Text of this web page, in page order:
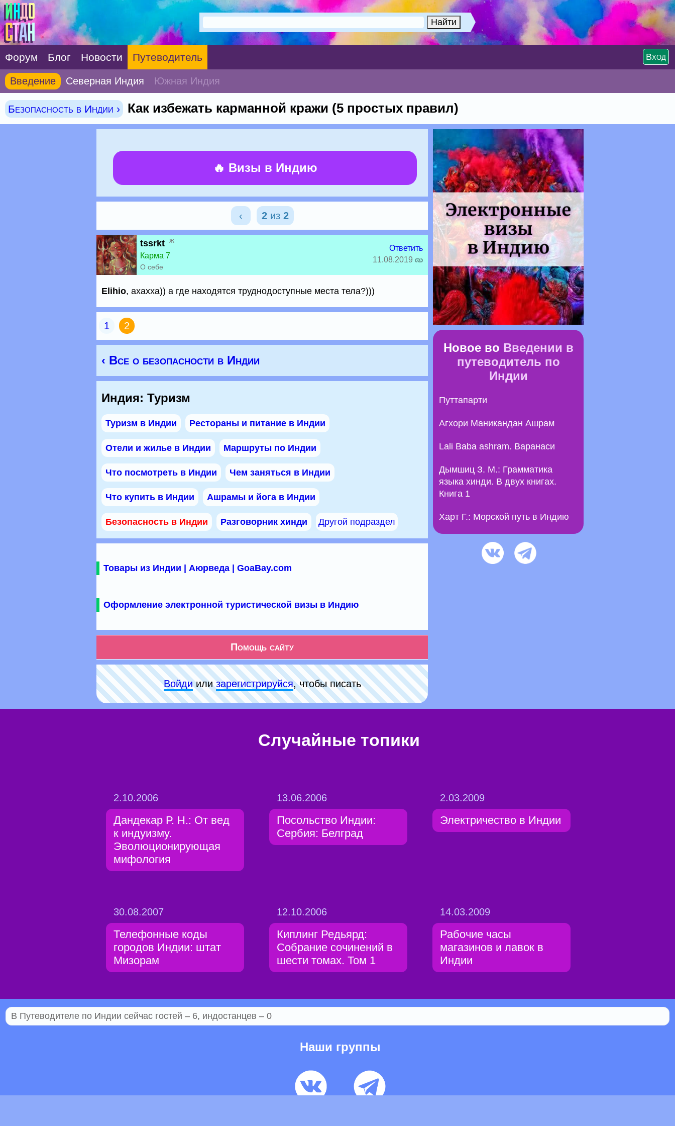
Форум Блог Новости Путеводитель Вход
Введение Северная Индия Южная Индия
Безопасность в Индии › Как избежать карманной кражи (5 простых правил)
🔥 Визы в Индию
‹ 2из 2
tssrkt ж
Карма 7
О себе
Ответить
11.08.2019
Elihio, ахахха)) а где находятся труднодоступные места тела?)))
1 2
‹ Все о безопасности в Индии
Индия: Туризм
Туризм в Индии Рестораны и питание в Индии
Отели и жилье в Индии Маршруты по Индии
Что посмотреть в Индии Чем заняться в Индии
Что купить в Индии Ашрамы и йога в Индии
Безопасность в Индии Разговорник хинди Другой подраздел
Товары из Индии | Аюрведа | GoaBay.com
Оформление электронной туристической визы в Индию
Помощь сайту
Войдиилизарeгиcтpируйся, чтобы писать
Новое во Введении в
путеводитель по
Индии
Путтапарти
Агхори Маникандан Ашрам
Lali Baba ashram. Варанаси
Дымшиц З. М.: Грамматика
языка хинди. В двух книгах.
Книга 1
Харт Г.: Морской путь в Индию
Случайные топики
2.10.2006
Дандекар Р. Н.: От вед
к индуизму.
Эволюционирующая
мифология
13.06.2006
Посольство Индии:
Сербия: Белград
2.03.2009
Электричество в Индии
30.08.2007
Телефонные коды
городов Индии: штат
Мизорам
12.10.2006
Киплинг Редьярд:
Собрание сочинений в
шести томах. Том 1
14.03.2009
Рабочие часы
магазинов и лавок в
Индии
В Путеводителе по Индии сейчас гостей – 6, индостанцев – 0
Наши группы